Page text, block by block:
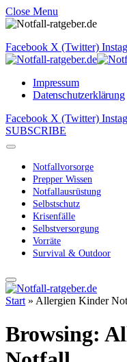
Close Menu
Facebook X (Twitter)
Impressum
Datenschutzerklärung
Facebook X (Twitter)
SUBSCRIBE
Notfallvorsorge
Prepper Wissen
Notfallausrüstung
Selbstschutz
Krisenfälle
Selbstversorgung
Vorräte
Survival & Outdoor
Start » Allergien Kinder
Browsing: